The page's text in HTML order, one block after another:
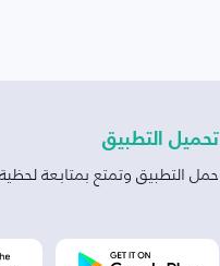
تحميل التطبيق
حمل التطبيق وتمتع بمتابعة